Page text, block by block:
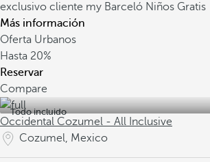
exclusivo cliente my Barceló Niños Gratis
Más información
Oferta Urbanos
Hasta 20%
Reservar
Compare
Todo incluido
Occidental Cozumel - All Inclusive
Cozumel, Mexico